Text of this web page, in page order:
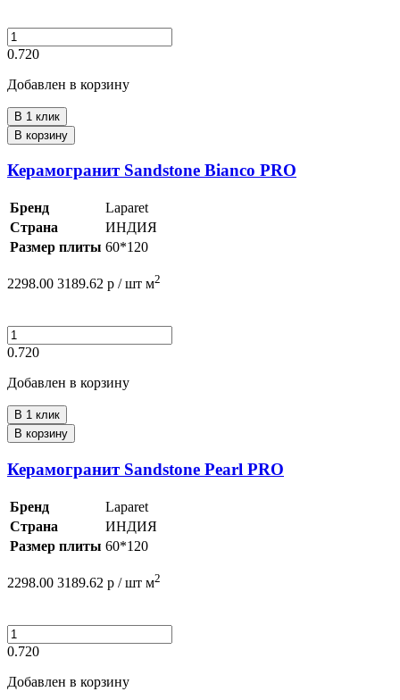
0.720
Добавлен в корзину
В 1 клик
В корзину
Керамогранит Sandstone Bianco PRO
Бренд
Laparet
Страна
ИНДИЯ
Размер плиты 60*120
2298.00 3189.62 р / шт м2
0.720
Добавлен в корзину
В 1 клик
В корзину
Керамогранит Sandstone Pearl PRO
Бренд
Laparet
Страна
ИНДИЯ
Размер плиты 60*120
2298.00 3189.62 р / шт м2
0.720
Добавлен в корзину